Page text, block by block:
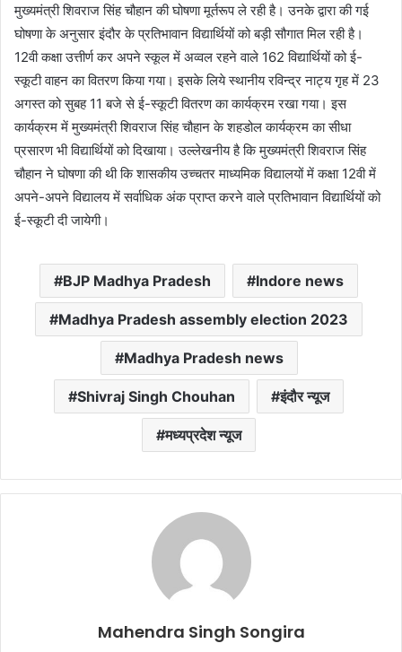
मुख्यमंत्री शिवराज सिंह चौहान की घोषणा मूर्तरूप ले रही है। उनके द्वारा की गई
घोषणा के अनुसार इंदौर के प्रतिभावान विद्यार्थियों को बड़ी सौगात मिल रही है।
12वी कक्षा उत्तीर्ण कर अपने स्कूल में अव्वल रहने वाले 162 विद्यार्थियों को ई-
स्कूटी वाहन का वितरण किया गया। इसके लिये स्थानीय रविन्द्र नाट्य गृह में 23
अगस्त को सुबह 11 बजे से ई-स्कूटी वितरण का कार्यक्रम रखा गया। इस
कार्यक्रम में मुख्यमंत्री शिवराज सिंह चौहान के शहडोल कार्यक्रम का सीधा
प्रसारण भी विद्यार्थियों को दिखाया। उल्लेखनीय है कि मुख्यमंत्री शिवराज सिंह
चौहान ने घोषणा की थी कि शासकीय उच्चतर माध्यमिक विद्यालयों में कक्षा 12वी में
अपने-अपने विद्यालय में सर्वाधिक अंक प्राप्त करने वाले प्रतिभावान विद्यार्थियों को
ई-स्कूटी दी जायेगी।
BJP Madhya Pradesh Indore news
Madhya Pradesh assembly election 2023
Madhya Pradesh news
Shivraj Singh Chouhan इंदौर न्यूज
मध्यप्रदेश न्यूज
Mahendra Singh Songira